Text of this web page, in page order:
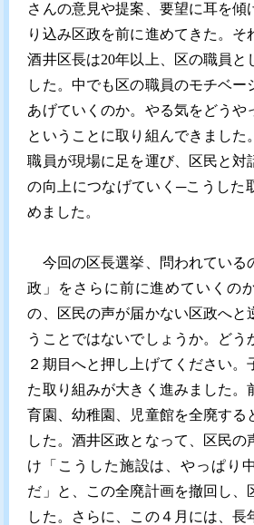
さんの意見や提案、要望に耳を傾
り込み区政を前に進めてきた。そ
酒井区長は20年以上、区の職員と
した。中でも区の職員のモチベー
あげていくのか。やる気をどうや
ということに取り組んできました
職員が現場に足を運び、区民と対
の向上につなげていく─こうした
めました。
今回の区長選挙、問われている
政」をさらに前に進めていくの
の、区民の声が届かない区政へと
うことではないでしょうか。どう
２期目へと押し上げてください。
た取り組みが大きく進みました。
育園、幼稚園、児童館を全廃する
した。酒井区政となって、区民の
け「こうした施設は、やっぱり
だ」と、この全廃計画を撤回し、
した。さらに、この４月には、長